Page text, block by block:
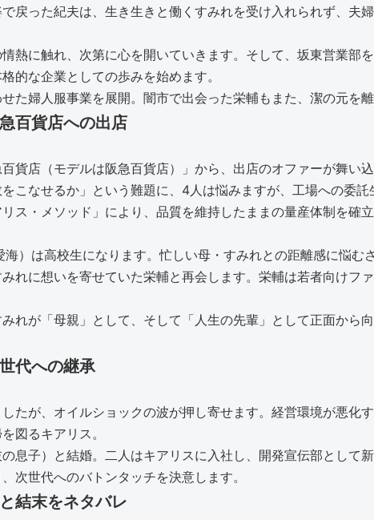
戻った紀夫は、生き生きと働くすみれを受け入れられず、夫
熱に触れ、次第に心を開いていきます。そして、坂東営業部
的な企業としての歩みを始めます。
た婦人服事業を展開。闇市で出会った栄輔もまた、潔の元を
百貨店への出店
貨店（モデルは阪急百貨店）」から、出店のオファーが舞い
こなせるか」という難題に、4人は悩みますが、工場への委
ス・メソッド」により、品質を維持したままの量産体制を確
）は高校生になります。忙しい母・すみれとの距離感に悩む
れに想いを寄せていた栄輔と再会します。栄輔は若者向けフ
れが「母親」として、そして「人生の先輩」として正面から
代への継承
たが、オイルショックの波が押し寄せます。経営環境が悪化
図るキアリス。
息子）と結婚。二人はキアリスに入社し、開発宣伝部として
次世代へのバトンタッチを決意します。
結末をネタバレ